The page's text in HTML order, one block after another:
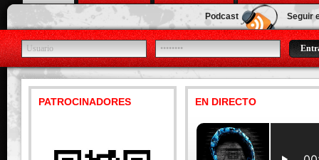
Podcast Seguir
PATROCINADORES EN DIRECTO